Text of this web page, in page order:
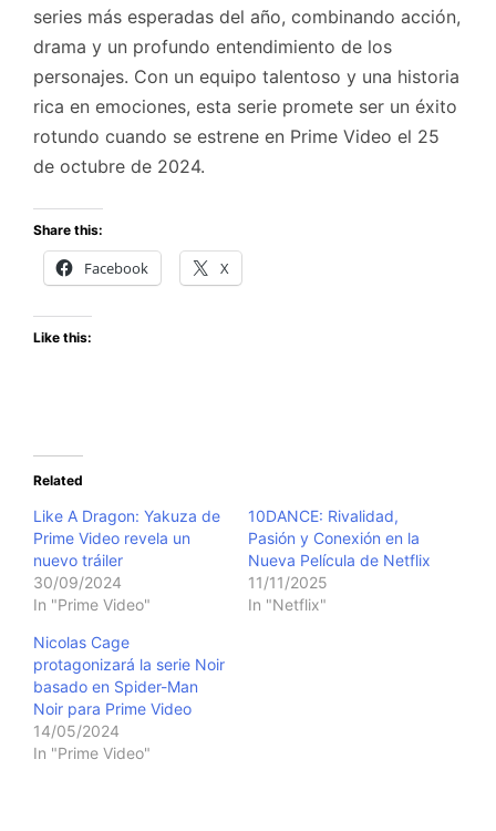
series más esperadas del año, combinando acción,
drama y un profundo entendimiento de los
personajes. Con un equipo talentoso y una historia
rica en emociones, esta serie promete ser un éxito
rotundo cuando se estrene en Prime Video el 25
de octubre de 2024.
Share this:
Facebook X
Like this:
Related
Like A Dragon: Yakuza de
Prime Video revela un
nuevo tráiler
30/09/2024
In "Prime Video"
10DANCE: Rivalidad,
Pasión y Conexión en la
Nueva Película de Netflix
11/11/2025
In "Netflix"
Nicolas Cage
protagonizará la serie Noir
basado en Spider-Man
Noir para Prime Video
14/05/2024
In "Prime Video"